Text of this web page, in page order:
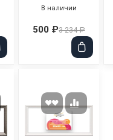
В наличии
500 ₽3 234 ₽